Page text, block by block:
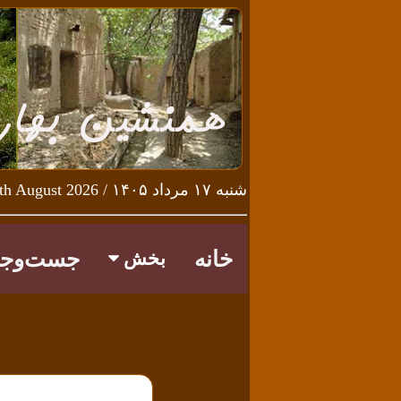
شنبه ۱۷ مرداد ۱۴۰۵ / Saturday 8th August 2026
خانه بخش